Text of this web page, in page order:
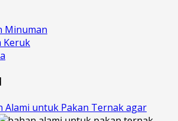
Minuman
Keruk
Alami untuk Pakan Ternak agar